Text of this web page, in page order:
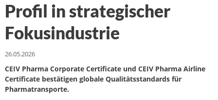
Profil in strategischer
Fokusindustrie
26.05.2026
CEIV Pharma Corporate Certificate und CEIV Pharma Airline
Certificate bestätigen globale Qualitätsstandards für
Pharmatransporte.